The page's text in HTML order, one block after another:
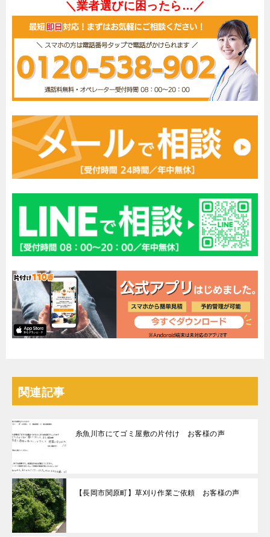
＼業者選びに困ったら…／
関連記事
糸魚川市にてゴミ屋敷の片付け お客様の声
【長岡市関原町】草刈り作業ご依頼 お客様の声